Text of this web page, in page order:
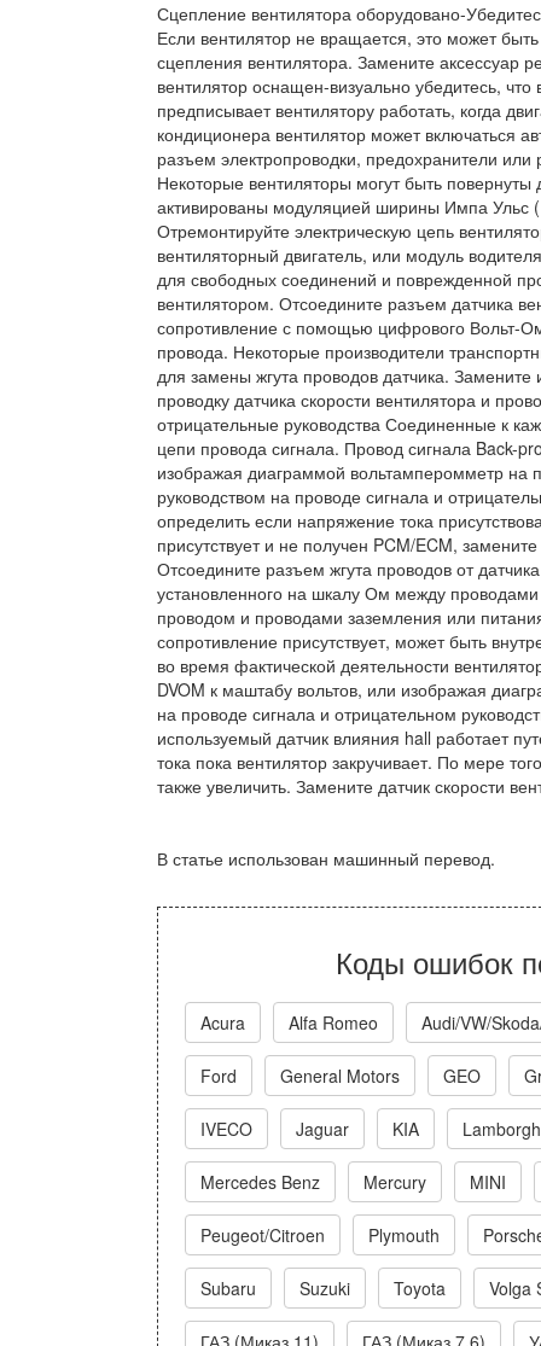
Сцепление вентилятора оборудовано-
Если вентилятор не вращается, это может
сцепления вентилятора. Замените аксессуар
вентилятор оснащен-визуально убедитесь,
предписывает вентилятору работать, когда
кондиционера вентилятор может включаться
разъем электропроводки, предохранители
Некоторые вентиляторы могут быть
активированы модуляцией ширины Импа Ульс
Отремонтируйте электрическую цепь
вентиляторный двигатель, или модуль
для свободных соединений и поврежденной
вентилятором. Отсоедините разъем датчика
сопротивление с помощью цифрового Вольт-
провода. Некоторые производители
для замены жгута проводов датчика.
проводку датчика скорости вентилятора и
отрицательные руководства Соединенные к
цепи провода сигнала. Провод сигнала Back-
изображая диаграммой вольтамперомметр на
руководством на проводе сигнала и
определить если напряжение тока
присутствует и не получен PCM/ECM,
Отсоедините разъем жгута проводов от
установленного на шкалу Ом между
проводом и проводами заземления или
сопротивление присутствует, может быть
во время фактической деятельности
DVOM к маштабу вольтов, или изображая
на проводе сигнала и отрицательном
используемый датчик влияния hall работает
тока пока вентилятор закручивает. По мере
также увеличить. Замените датчик скорости
В статье использован машинный перевод.
Коды ошибок
Acura Alfa Romeo Audi/VW/
Ford General Motors GEO
IVECO Jaguar KIA
Mercedes Benz Mercury MINI
Peugeot/Citroen Plymouth
Subaru Suzuki Toyota Volga
ГАЗ (Миказ 11) ГАЗ (Миказ 7.6)